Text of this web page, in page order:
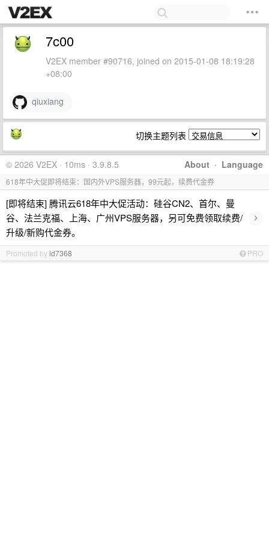
7c00
V2EX member #90716, joined on 2015-01-08 18:19:28
+08:00
qiuxiang
切换主题列表
About · Language
© 2026 V2EX · 10ms · 3.9.8.5
618年中大促即将结束：国内外VPS服务器，99元起，续费代金券
[即将结束] 腾讯云618年中大促活动：硅谷CN2、首尔、曼
谷、法兰克福、上海、广州VPS服务器，另可免费领取续费/
升级/新购代金券。
›
Promoted byid7368 PRO